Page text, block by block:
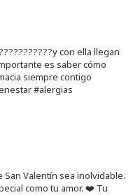
con ella llegan
es saber cómo
siempre contigo
#alergias
San Valentín sea inolvidable.
como tu amor. ❤️ Tu